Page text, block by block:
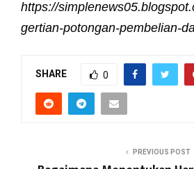
https://
gertian-potongan-pembelian-
SHARE 0
PREVIOUS POST